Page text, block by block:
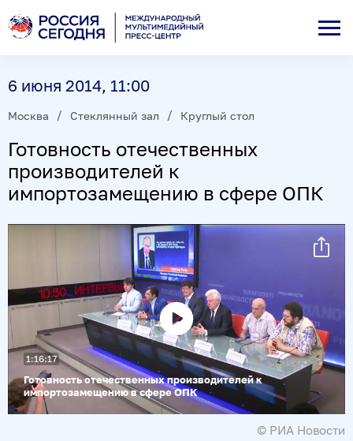
6 июня 2014, 11:00
Москва Стеклянный зал Круглый стол
Готовность отечественных
производителей к
импортозамещению в сфере ОПК
Воспроизвести
видео
Готовность отечественных производителей к
импортозамещению в сфере ОПК
1:16:17
© РИА Новости